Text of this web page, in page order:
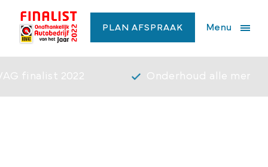
PLAN AFSPRAAK Menu
finalist 2022 Onderhoud alle